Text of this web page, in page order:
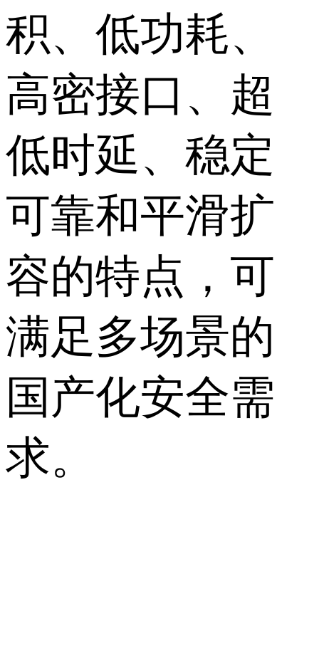
积、低功耗、
高密接口、超
低时延、稳定
可靠和平滑扩
容的特点，可
满足多场景的
国产化安全需
求。